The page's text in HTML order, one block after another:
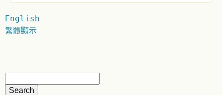
English
繁體顯示